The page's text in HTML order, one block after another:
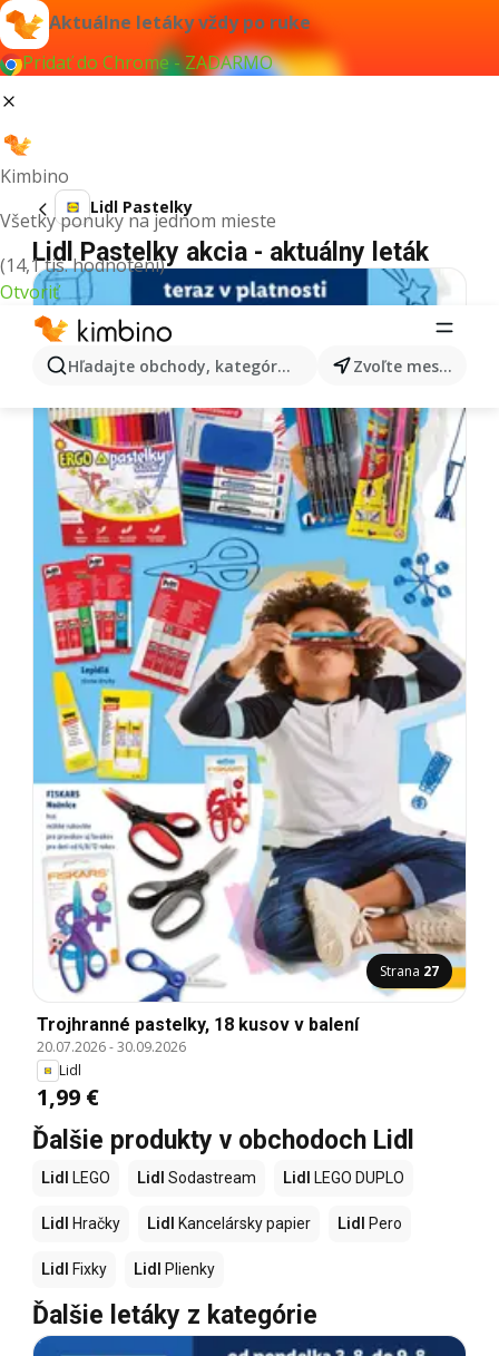
Aktuálne letáky vždy po ruke
Pridať do Chrome - ZADARMO
Kimbino
Všetky ponuky na jednom mieste
(14,1 tis. hodnotení)
Otvoriť
Hľadajte obchody, kategórie, produkty... Zvoľte mesto
Lidl Pastelky
Lidl Pastelky akcia - aktuálny leták
Strana 27
Trojhranné pastelky, 18 kusov v balení
20.07.2026-30.09.2026
Lidl
1,99 €
Ďalšie produkty v obchodoch Lidl
Lidl LEGO Lidl Sodastream Lidl LEGO DUPLO
Lidl Hračky Lidl Kancelársky papier Lidl Pero
Lidl Fixky Lidl Plienky
Ďalšie letáky z kategórie